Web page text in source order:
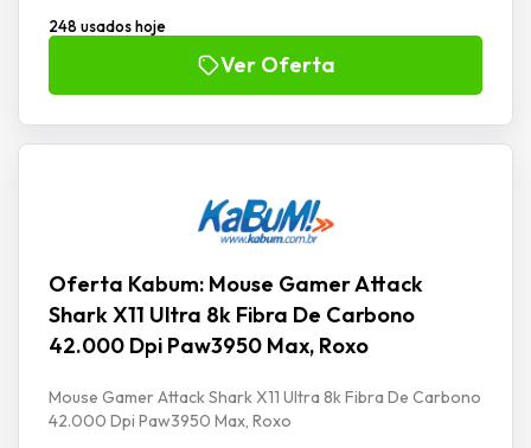
248 usados hoje
Ver Oferta
Oferta Kabum: Mouse Gamer Attack
Shark X11 Ultra 8k Fibra De Carbono
42.000 Dpi Paw3950 Max, Roxo
Mouse Gamer Attack Shark X11 Ultra 8k Fibra De Carbono
42.000 Dpi Paw3950 Max, Roxo